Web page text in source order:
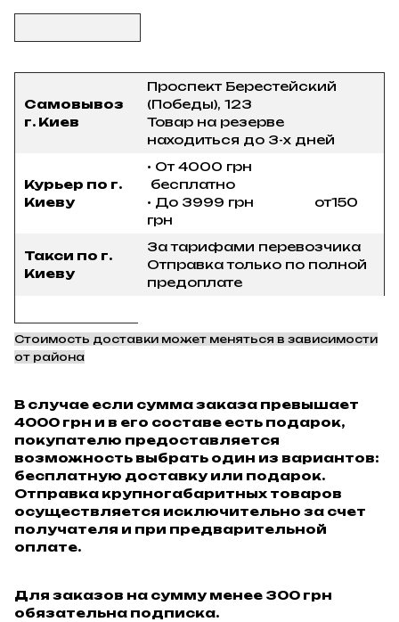
Самовывоз
г. Киев
Проспект Берестейский
(Победы), 123
Товар на резерве
находиться до 3-х дней
Курьер по г.
Киеву
• От 4000 грн
бесплатно
• До 3999 грн от150
грн
Такси по г.
Киеву
За тарифами перевозчика
Отправка только по полной
предоплате
Стоимость доставки может меняться в зависимости
от района
В случае если сумма заказа превышает
4000 грн и в его составе есть подарок,
покупателю предоставляется
возможность выбрать один из вариантов:
бесплатную доставку или подарок.
Отправка крупногабаритных товаров
осуществляется исключительно за счет
получателя и при предварительной
оплате.
Для заказов на сумму менее 300 грн
обязательна подписка.